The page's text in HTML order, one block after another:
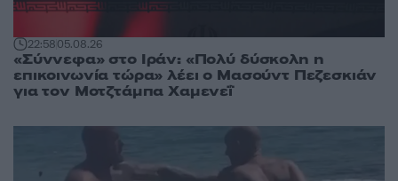
22:5805.08.26
«Σύννεφα» στο Ιράν: «Πολύ δύσκολη η
επικοινωνία τώρα» λέει ο Μασούντ Πεζεσκιάν
για τον Μοτζτάμπα Χαμενεΐ